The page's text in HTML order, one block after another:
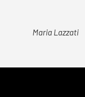
Maria Lazzati